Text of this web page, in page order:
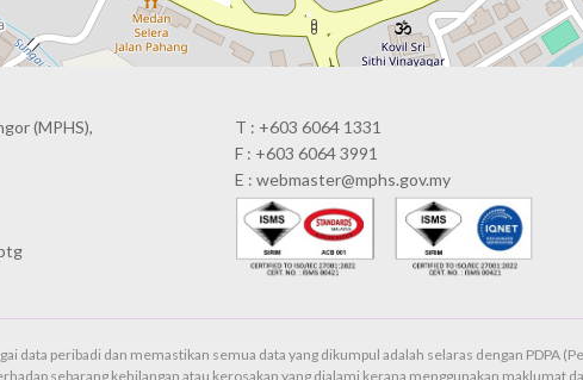
(MPHS),
T : +603 6064 1331
F : +603 6064 3991
E : webmaster@mphs.gov.my
data peribadi dan memastikan semua data yang dikumpul adalah selaras dengan PDPA
sebarang kehilangan atau kerosakan yang dialami kerana menggunakan maklumat